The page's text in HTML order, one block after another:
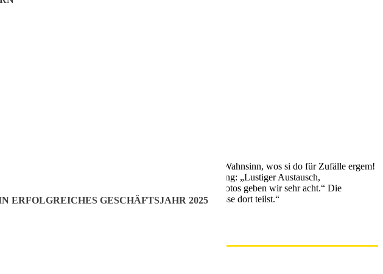
ERFOLGREICHES GESCHÄFTSJAHR 2025
Josch S. bringt es auf den Punkt: „Hey Leute, is doch Wahnsinn, wos si do für Zufälle ergem!
teilen will, muss Regeln einhalten, sagt Melanie Säugling: „Lustiger Austausch,
„Wir zensieren, wenn notwendig. Auch bei Fotos geben wir sehr acht.“ Die
Neufahrn, wenn du dich anmeldest und deine Erlebnisse dort teilst.“